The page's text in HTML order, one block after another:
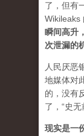
了，但有
Wikileaks
瞬间高升
次泄漏的
人民厌恶
地媒体对
的，没有
了，“史无
现实是一